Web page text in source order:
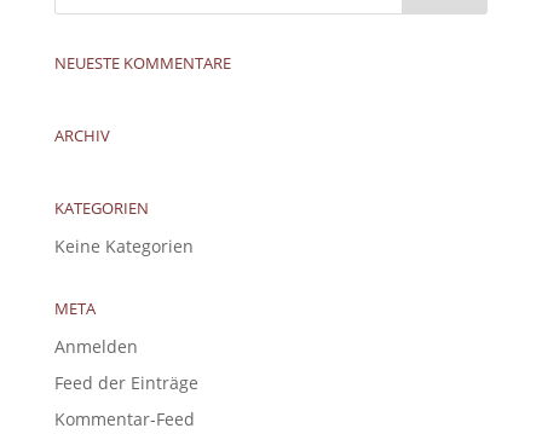
NEUESTE KOMMENTARE
ARCHIV
KATEGORIEN
Keine Kategorien
META
Anmelden
Feed der Einträge
Kommentar-Feed